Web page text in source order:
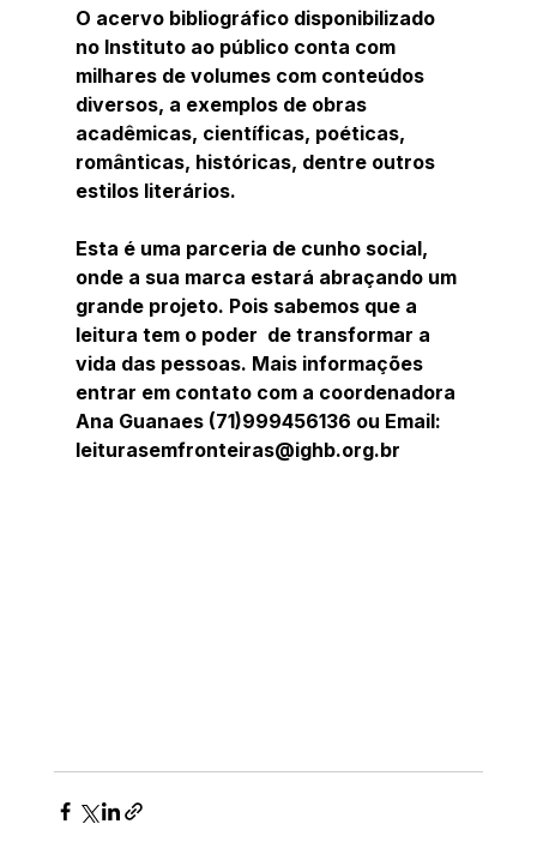
O acervo bibliográfico disponibilizado
no Instituto ao público conta com
milhares de volumes com conteúdos
diversos, a exemplos de obras
acadêmicas, científicas, poéticas,
românticas, históricas, dentre outros
estilos literários.
Esta é uma parceria de cunho social,
onde a sua marca estará abraçando um
grande projeto. Pois sabemos que a
leitura tem o poder  de transformar a
vida das pessoas. Mais informações
entrar em contato com a coordenadora
Ana Guanaes (71)999456136 ou Email:
leiturasemfronteiras@ighb.org.br